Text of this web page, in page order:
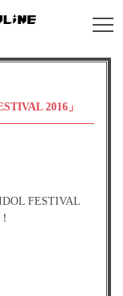
2016」
FESTIVAL